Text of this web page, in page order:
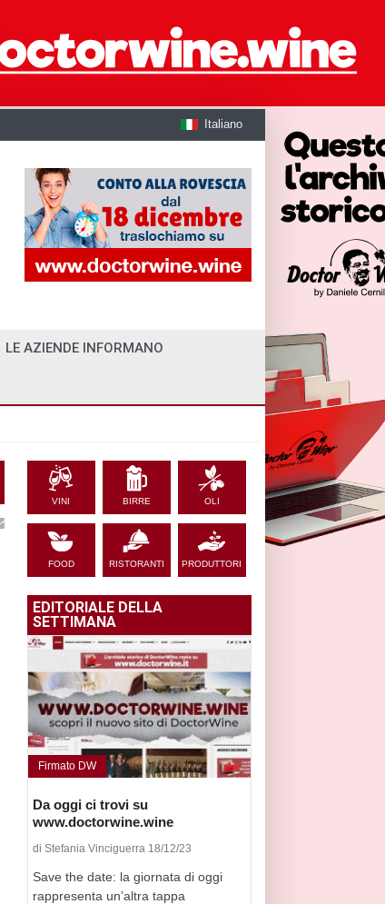
Italiano
LE AZIENDE INFORMANO
VINI BIRRE OLI
FOOD RISTORANTI PRODUTTORI
EDITORIALE DELLA
SETTIMANA
Firmato DW
Da oggi ci trovi su
www.doctorwine.wine
di Stefania Vinciguerra 18/12/23
Save the date: la giornata di oggi
rappresenta un’altra tappa